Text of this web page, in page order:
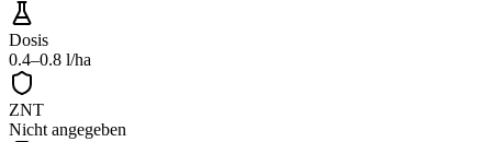
Dosis
0.4–0.8 l/ha
ZNT
Nicht angegeben